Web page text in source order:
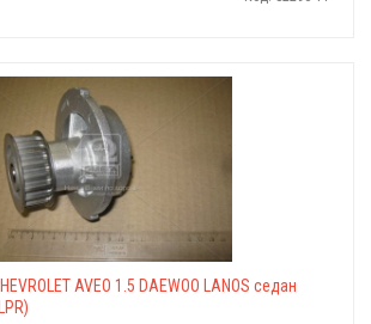
AVEO 1.5 DAEWOO LANOS седан